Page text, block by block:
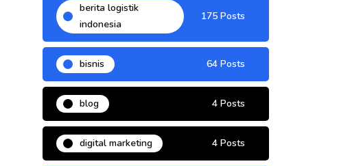
berita logistik
indonesia
175 Posts
bisnis 64 Posts
blog 4 Posts
digital marketing 4 Posts